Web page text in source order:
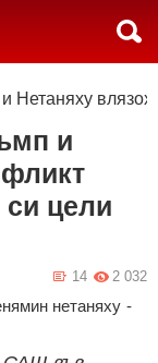
Нетаняху
и
си цели
2 032
14
нетаняху -